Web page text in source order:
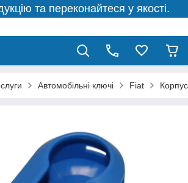
та переконайтеся у якості.
Автомобільні ключі Fiat